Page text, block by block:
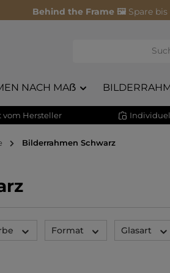
Behind the Frame 🖼️ Spare
NACH MAẞ
vom Hersteller
Bilderrahmen Schwarz
Format Glasart